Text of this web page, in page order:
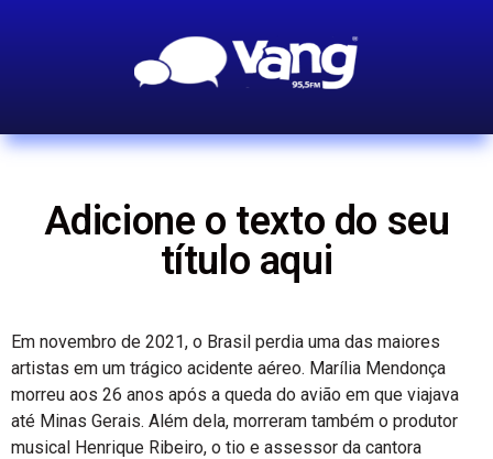
Adicione o texto do seu
título aqui
Em novembro de 2021, o Brasil perdia uma das maiores
artistas em um trágico acidente aéreo. Marília Mendonça
morreu aos 26 anos após a queda do avião em que viajava
até Minas Gerais. Além dela, morreram também o produtor
musical Henrique Ribeiro, o tio e assessor da cantora